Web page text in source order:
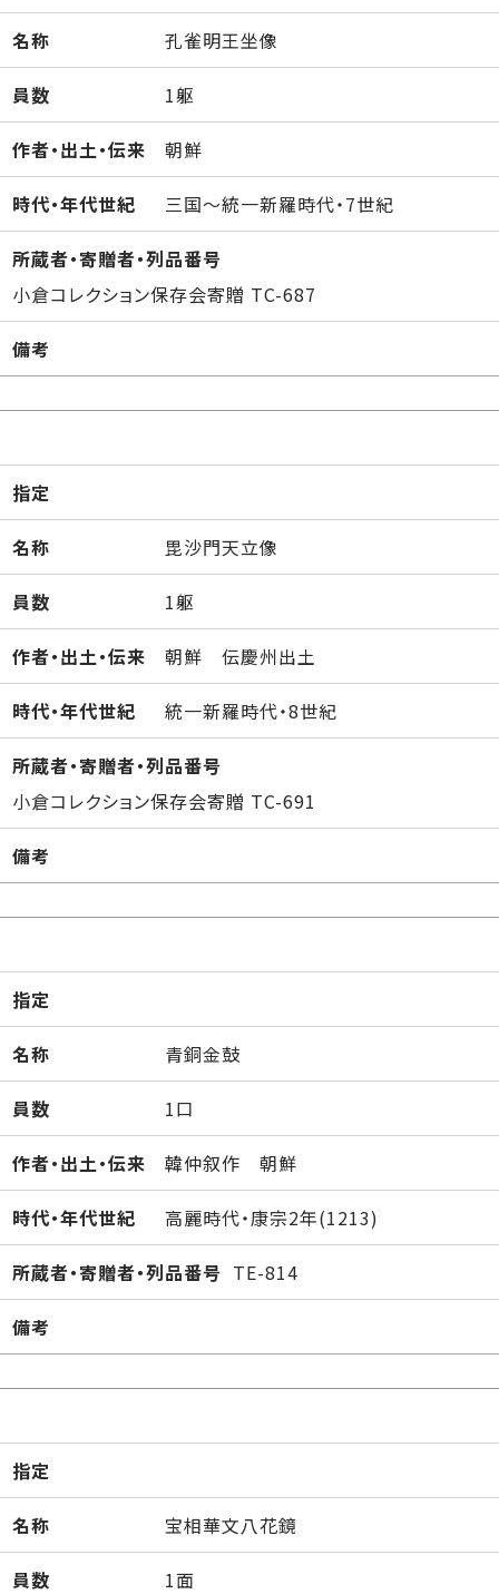
名称 孔雀明王坐像
員数 1躯
作者・出土・伝来 朝鮮
時代・年代世紀 三国～統一新羅時代・7世紀
所蔵者・寄贈者・列品番号
小倉コレクション保存会寄贈 TC-687
備考
指定
名称 毘沙門天立像
員数 1躯
作者・出土・伝来 朝鮮 伝慶州出土
時代・年代世紀 統一新羅時代・8世紀
所蔵者・寄贈者・列品番号
小倉コレクション保存会寄贈 TC-691
備考
指定
名称 青銅金鼓
員数 1口
作者・出土・伝来 韓仲叙作 朝鮮
時代・年代世紀 高麗時代・康宗2年(1213)
所蔵者・寄贈者・列品番号 TE-814
備考
指定
名称 宝相華文八花鏡
員数 1面